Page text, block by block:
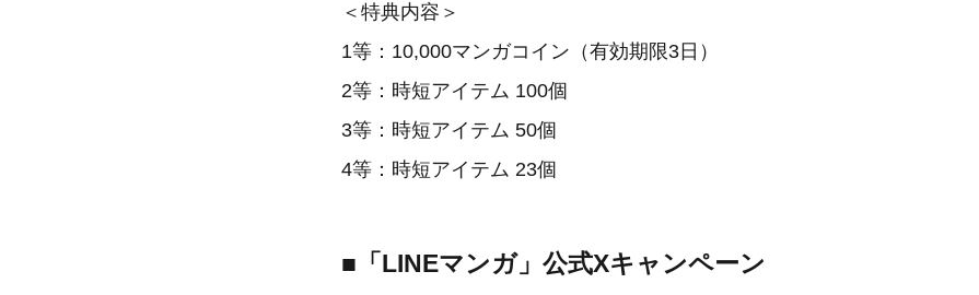
＜特典内容＞
1等：10,000マンガコイン（有効期限3日）
2等：時短アイテム 100個
3等：時短アイテム 50個
4等：時短アイテム 23個
■「LINEマンガ」公式Xキャンペーン